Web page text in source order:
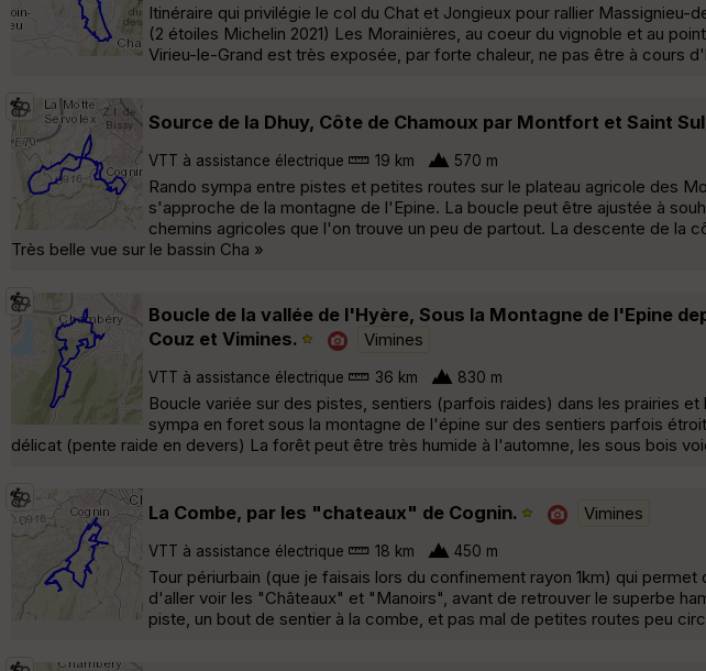
Itinéraire qui privilégie le col du Chat et Jongieux pour rallier
(2 étoiles Michelin 2021) Les Morainières, au coeur du vignoble et au
Virieu-le-Grand est très exposée, par forte chaleur, ne pas être à cours
Source de la Dhuy, Côte de Chamoux par Montfort et Saint
VTT à assistance électrique 19 km 570 m
Rando sympa entre pistes et petites routes sur le plateau agricole des
s'approche de la montagne de l'Epine. La boucle peut être ajustée à
chemins agricoles que l'on trouve un peu de partout. La descente de la
Très belle vue sur le bassin Cha »
Boucle de la vallée de l'Hyère, Sous la Montagne de l'Epine
Couz et Vimines.
Vimines
VTT à assistance électrique 36 km 830 m
Boucle variée sur des pistes, sentiers (parfois raides) dans les prairies
sympa en foret sous la montagne de l'épine sur des sentiers parfois
délicat (pente raide en devers) La forêt peut être très humide à l'automne, les sous bois
La Combe, par les "chateaux" de Cognin. Vimines
VTT à assistance électrique 18 km 450 m
Tour périurbain (que je faisais lors du confinement rayon 1km) qui
d'aller voir les "Châteaux" et "Manoirs", avant de retrouver le superbe
piste, un bout de sentier à la combe, et pas mal de petites routes peu